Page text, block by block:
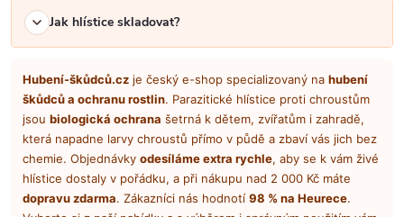
Jak hlístice skladovat?
Hubení-škůdců.czje český e-shop specializovaný na hubení
škůdců a ochranu rostlin. Parazitické hlístice proti chroustům
jsou biologická ochrana šetrná k dětem, zvířatům i zahradě,
která napadne larvy chroustů přímo v půdě a zbaví vás jich bez
chemie. Objednávky odesíláme extra rychle, aby se k vám živé
hlístice dostaly v pořádku, a při nákupu nad 2 000 Kč máte
dopravu zdarma. Zákazníci nás hodnotí 98 % na Heurece.